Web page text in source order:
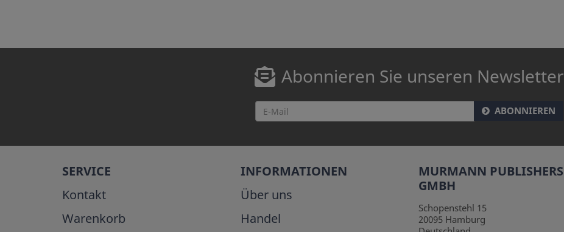
Abonnieren Sie unseren Newsletter
ABONNIEREN
SERVICE
Kontakt
Warenkorb
INFORMATIONEN
Über uns
Handel
MURMANN PUBLISHERS
GMBH
Schopenstehl 15
20095 Hamburg